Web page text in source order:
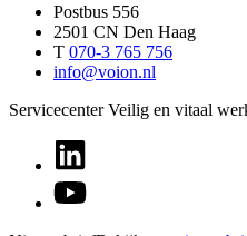
Postbus 556
2501 CN Den Haag
T 070-3 765 756
info@voion.nl
Servicecenter Veilig en vitaal